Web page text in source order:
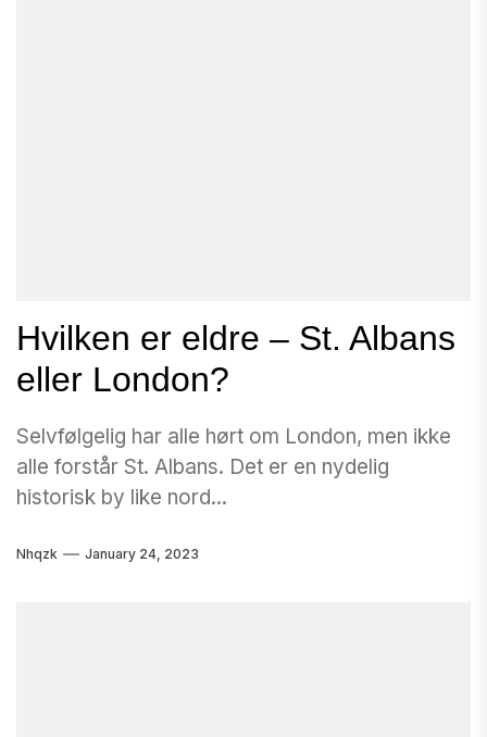
Hvilken er eldre – St. Albans
eller London?
Selvfølgelig har alle hørt om London, men ikke
alle forstår St. Albans. Det er en nydelig
historisk by like nord...
Nhqzk January 24, 2023